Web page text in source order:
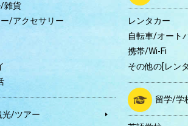
雑貨
/アクセサリー
光/ツアー
レンタカー
自転車/オート
携帯/Wi-Fi
その他の[レン
留学/学